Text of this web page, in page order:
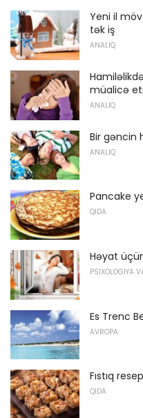
Yeni il
tək iş
ANALIQ
müalicə
ANALIQ
Bir gəncin
ANALIQ
Pancake
QIDA
Həyat
PSIXOLOGIYA
Es Trenc
AVROPA
Fıstıq
QIDA